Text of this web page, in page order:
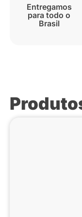
Entregamos
para todo o
Brasil